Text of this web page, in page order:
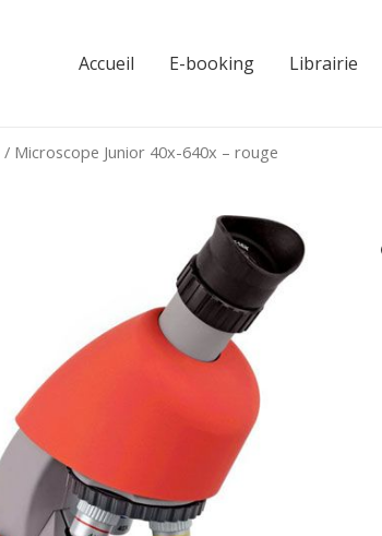
Accueil E-booking Librairie
/ Microscope Junior 40x-640x – rouge